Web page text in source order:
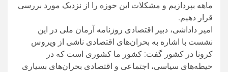
ماهه بپردازیم و مشکلات این حوزه را از نزدیک مورد بررسی
قرار دهیم.
امیر داداشی، دبیر اقتصادی روزنامه آرمان ملی در این
نشست با اشاره به بحران‌های اقتصادی ناشی از ویروس
کرونا در کشور گفت: کشور ما کشوری است که در
حیطه‌های سیاسی، اجتماعی و اقتصادی بحران‌های بسیاری